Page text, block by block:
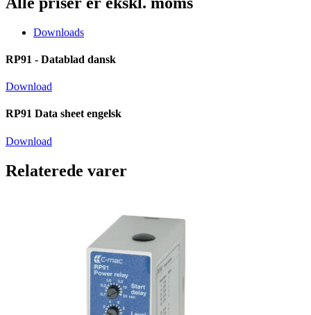
Downloads
RP91 - Datablad dansk
Download
RP91 Data sheet engelsk
Download
Relaterede varer